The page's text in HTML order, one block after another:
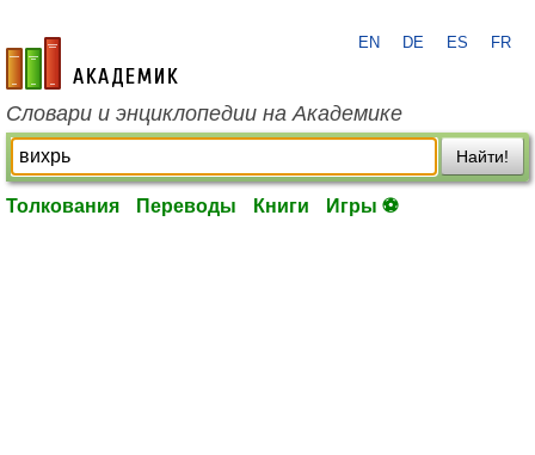
academic.ru
EN DE ES FR
Словари и энциклопедии на Академике
Найти!
Толкования Переводы Книги Игры ⚽